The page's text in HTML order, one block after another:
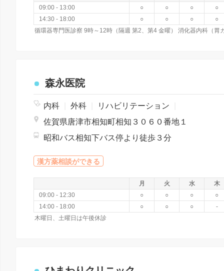
09:00 - 13:00
○ ○ ○
○
14:30 - 18:00
○ ○ ○ ○
森永医院
内科 外科 リハビリテーション
佐賀県唐津市相知町相知３０６０番地１
昭和バス相知下バス停より徒歩３分
漢方薬相談ができる
月 火 水
木
09:00 - 12:30
○ ○ ○
○
14:00 - 18:00
○ ○ ○
-
木曜日、土曜日は午後休診